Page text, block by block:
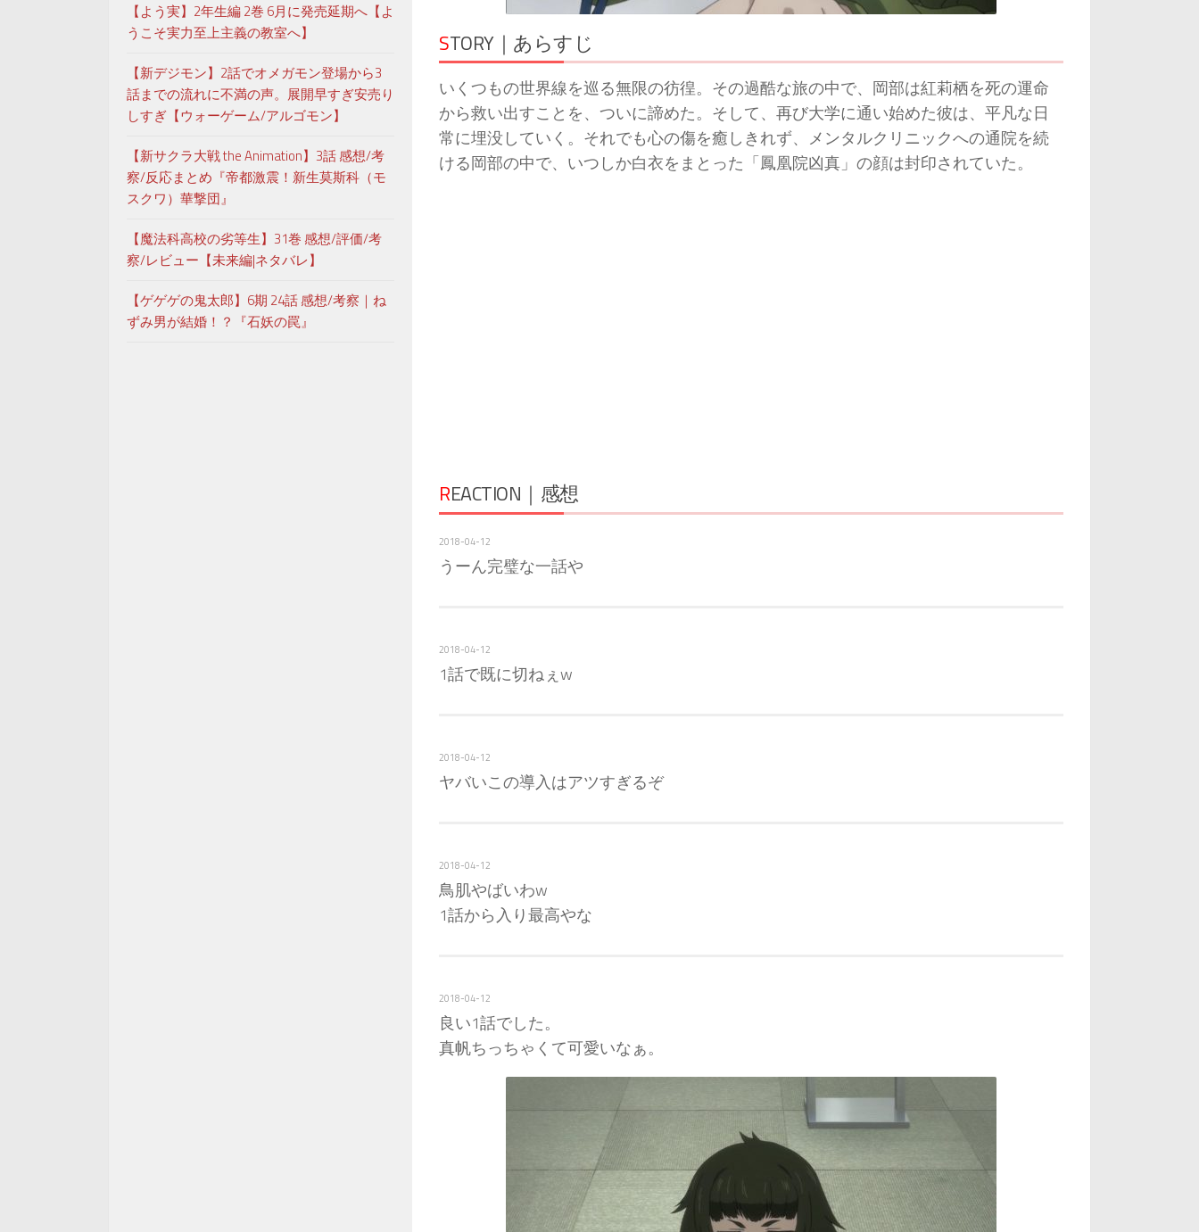
STORY｜あらすじ
いくつもの世界線を巡る無限の彷徨。その過酷な旅の中で、岡部は紅莉栖を死の運命
から救い出すことを、ついに諦めた。そして、再び大学に通い始めた彼は、平凡な日
常に埋没していく。それでも心の傷を癒しきれず、メンタルクリニックへの通院を続
ける岡部の中で、いつしか白衣をまとった「鳳凰院凶真」の顔は封印されていた。
REACTION｜感想
2018-04-12
うーん完璧な一話や
2018-04-12
1話で既に切ねぇw
2018-04-12
ヤバいこの導入はアツすぎるぞ
2018-04-12
鳥肌やばいわw
1話から入り最高やな
2018-04-12
良い1話でした。
真帆ちっちゃくて可愛いなぁ。
【よう実】2年生編 2巻 6月に発売延期へ【よ
うこそ実力至上主義の教室へ】
【新デジモン】2話でオメガモン登場から3
話までの流れに不満の声。展開早すぎ安売り
しすぎ【ウォーゲーム/アルゴモン】
【新サクラ大戦 the Animation】3話 感想/考
察/反応まとめ『帝都激震！新生莫斯科（モ
スクワ）華撃団』
【魔法科高校の劣等生】31巻 感想/評価/考
察/レビュー【未来編|ネタバレ】
【ゲゲゲの鬼太郎】6期 24話 感想/考察｜ね
ずみ男が結婚！？『石妖の罠』